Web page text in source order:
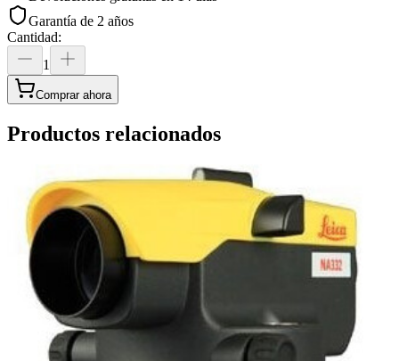
Garantía de 2 años
Cantidad:
1
Comprar ahora
Productos relacionados